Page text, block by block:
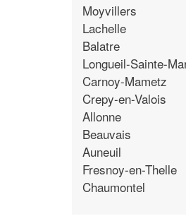
Moyvillers
Lachelle
Balatre
Longueil-Sainte-
Carnoy-Mametz
Crepy-en-Valois
Allonne
Beauvais
Auneuil
Fresnoy-en-Thelle
Chaumontel